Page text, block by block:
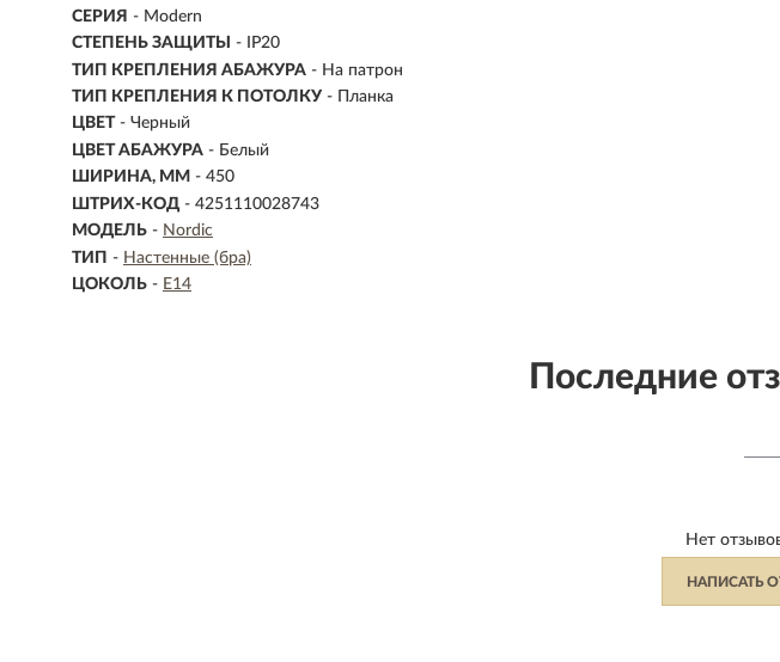
СЕРИЯ - Modern
СТЕПЕНЬ ЗАЩИТЫ
- IP20
ТИП КРЕПЛЕНИЯ АБАЖУРА - На патрон
ТИП КРЕПЛЕНИЯ К ПОТОЛКУ - Планка
ЦВЕТ - Черный
ЦВЕТ АБАЖУРА - Белый
ШИРИНА, ММ - 450
ШТРИХ-КОД - 4251110028743
МОДЕЛЬ - Nordic
ТИП - Настенные (бра)
ЦОКОЛЬ - E14
Последние
Нет
НАПИСАТЬ